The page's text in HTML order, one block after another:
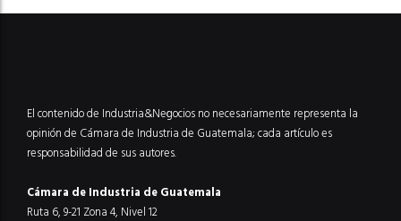
El contenido de Industria&Negocios no necesariamente representa la
opinión de Cámara de Industria de Guatemala; cada artículo es
responsabilidad de sus autores.
Cámara de Industria de Guatemala
Ruta 6, 9-21 Zona 4, Nivel 12